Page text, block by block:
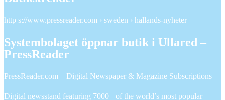
http s://www.pressreader.com › sweden › hallands-nyheter
Systembolaget öppnar butik i Ullared –
PressReader
PressReader.com – Digital Newspaper & Magazine Subscriptions
Digital newsstand featuring 7000+ of the world’s most popular